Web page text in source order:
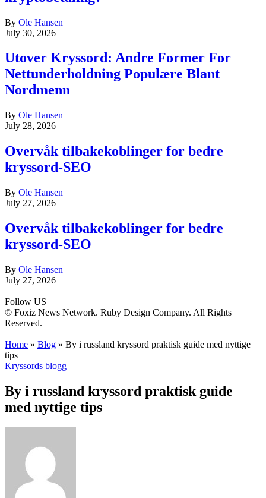
By Ole Hansen
July 30, 2026
Utover Kryssord: Andre Former For
Nettunderholdning Populære Blant
Nordmenn
By Ole Hansen
July 28, 2026
Overvåk tilbakekoblinger for bedre
kryssord-SEO
By Ole Hansen
July 27, 2026
Overvåk tilbakekoblinger for bedre
kryssord-SEO
By Ole Hansen
July 27, 2026
Follow US
© Foxiz News Network. Ruby Design Company. All Rights
Reserved.
Home » Blog » By i russland kryssord praktisk guide med nyttige
tips
Kryssords blogg
By i russland kryssord praktisk guide
med nyttige tips